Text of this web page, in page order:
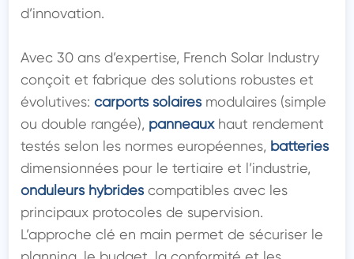
d’innovation.
Avec 30 ans d’expertise, French Solar Industry
conçoit et fabrique des solutions robustes et
évolutives: carports solaires modulaires (simple
ou double rangée), panneaux haut rendement
testés selon les normes européennes, batteries
onduleurs hybrides compatibles avec les
principaux protocoles de supervision.
L’approche clé en main permet de sécuriser le